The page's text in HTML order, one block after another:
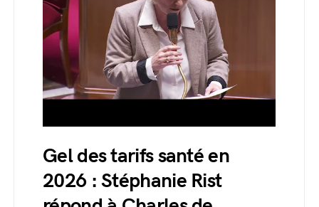
Gel des tarifs santé en
2026 : Stéphanie Rist